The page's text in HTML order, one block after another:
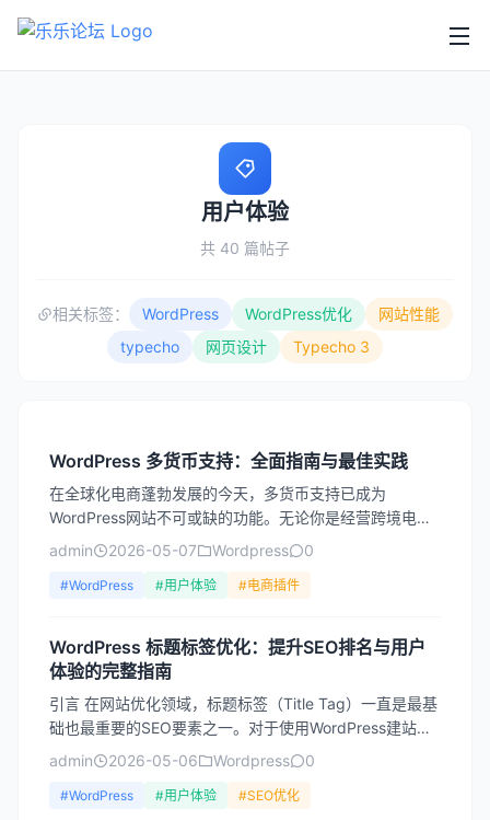
用户体验
共 40 篇帖子
相关标签： WordPress WordPress优化
网站性能
typecho
网页设计 Typecho 3
WordPress 多货币支持：全面指南与最佳实践
在全球化电商蓬勃发展的今天，多货币支持已成为
WordPress网站不可或缺的功能。无论你是经营跨境电子
商务，还是为国际客户提供服务，提供多货币选项不仅能
admin 2026-05-07 Wordpress 0
#WordPress #用户体验 #电商插件
WordPress 标题标签优化：提升SEO排名与用户
体验的完整指南
引言 在网站优化领域，标题标签（Title Tag）一直是最基
础也最重要的SEO要素之一。对于使用WordPress建站的
用户而言，标题标签不仅是搜索引擎理解页...
admin 2026-05-06 Wordpress 0
#WordPress #用户体验 #SEO优化